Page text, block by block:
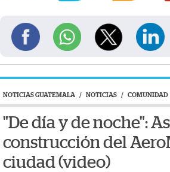
NOTICIAS GUATEMALA / NOTICIAS / COMUNIDAD
"De día y de noche":
construcción del
ciudad (video)